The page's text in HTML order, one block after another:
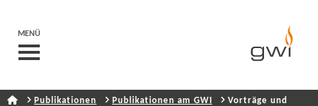
MENÜ
Publikationen Publikationen am GWI
Vorträge und